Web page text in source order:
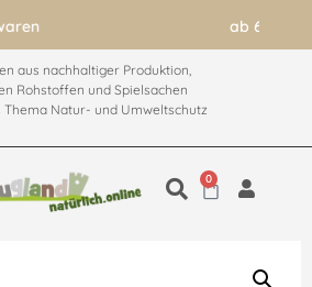
versandkostenfrei
aus nachhaltiger Produktion,
Rohstoffen und Spielsachen
Thema Natur- und Umweltschutz
0